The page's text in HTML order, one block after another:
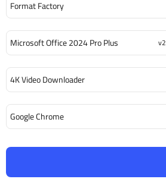
Format Factory
Microsoft Office 2024 Pro Plus
4K Video Downloader
Google Chrome